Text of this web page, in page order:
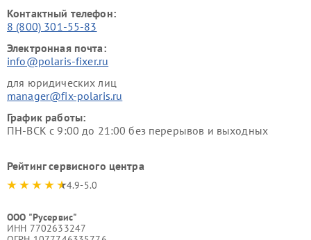
Контактный телефон:
8 (800) 301-55-83
Электронная почта:
info@polaris-fixer.ru
для юридических лиц
manager@fix-polaris.ru
График работы:
ПН-ВСК с 9:00 до 21:00 без перерывов и выходных
Рейтинг сервисного центра
4.9-5.0
ООО "Русервис"
ИНН 7702633247